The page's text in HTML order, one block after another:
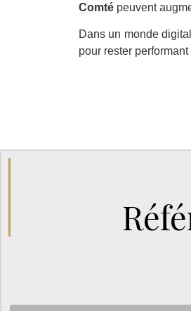
Comté peuvent
Dans un monde
pour rester